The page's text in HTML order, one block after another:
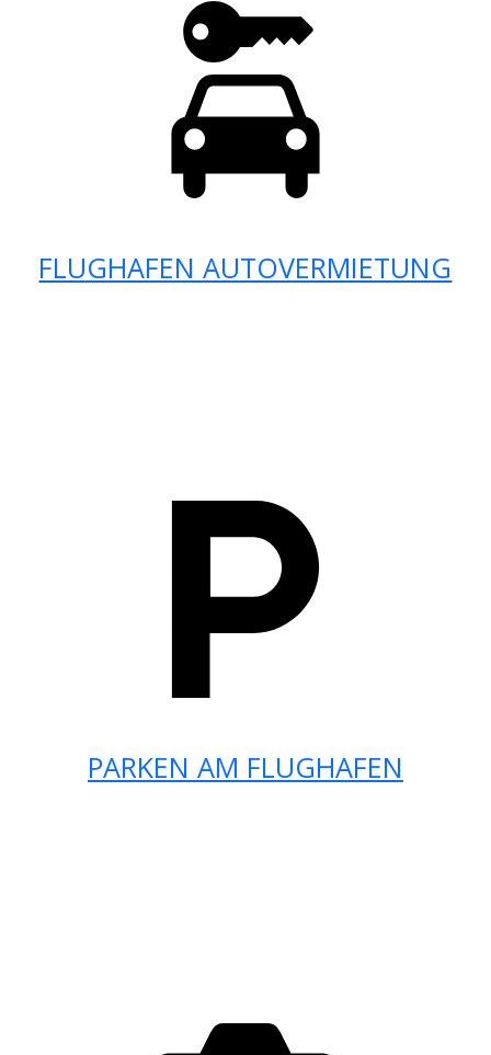
FLUGHAFEN AUTOVERMIETUNG
PARKEN AM FLUGHAFEN